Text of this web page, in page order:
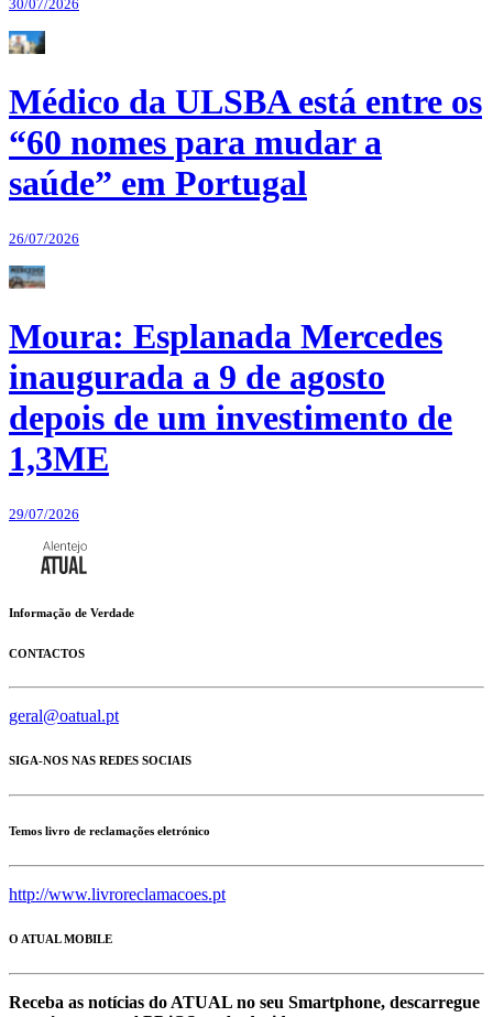
30/07/2026
Médico da ULSBA está entre os
“60 nomes para mudar a
saúde” em Portugal
26/07/2026
Moura: Esplanada Mercedes
inaugurada a 9 de agosto
depois de um investimento de
1,3ME
29/07/2026
Informação de Verdade
CONTACTOS
geral@oatual.pt
SIGA-NOS NAS REDES SOCIAIS
Temos livro de reclamações eletrónico
http://www.livroreclamacoes.pt
O ATUAL MOBILE
Receba as notícias do ATUAL no seu Smartphone, descarregue